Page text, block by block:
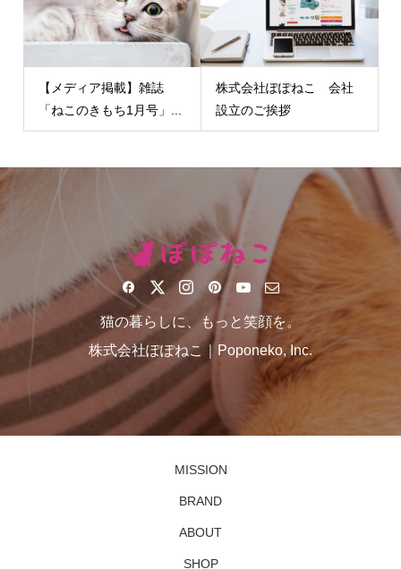
【メディア掲載】雑誌
「ねこのきもち1月号」...
株式会社ぽぽねこ 会社
設立のご挨拶
猫の暮らしに、もっと笑顔を。
株式会社ぽぽねこ｜Poponeko, Inc.
MISSION
BRAND
ABOUT
SHOP